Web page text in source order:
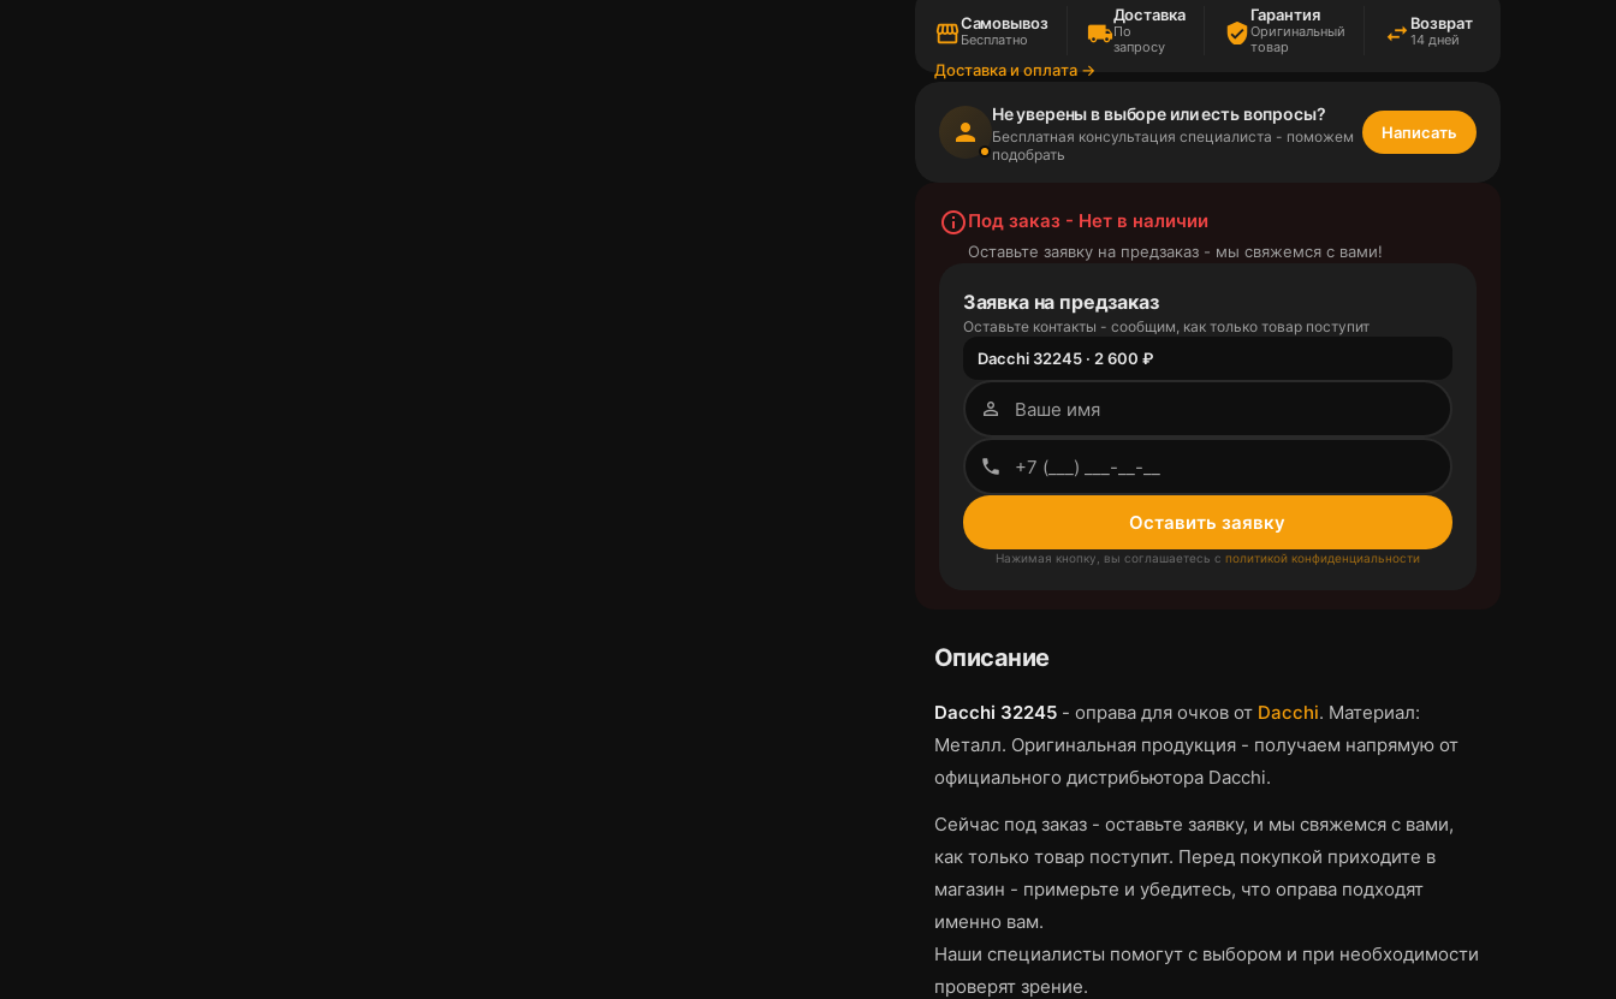
storefrontСамовывоз
Бесплатно local_shipping
Доставка
По
запросу
verified_user
Гарантия
Оригинальный
товар
swap_horiz Возврат
14 дней
Доставка и оплата →
person
Не уверены в выборе или есть вопросы?
Бесплатная консультация специалиста - поможем
подобрать
Написать
info_outlineПод заказ - Нет в наличии
Оставьте заявку на предзаказ - мы свяжемся с вами!
Заявка на предзаказ
Оставьте контакты - сообщим, как только товар поступит
Dacchi 32245 · 2 600 ₽
person_outline
phone_outlined
Оставить заявку
Нажимая кнопку, вы соглашаетесь с политикой конфиденциальности
Описание
Dacchi 32245- оправа для очковот Dacchi. Материал:
Металл. Оригинальная продукция - получаем напрямую от
официального дистрибьютора Dacchi.
Сейчас под заказ - оставьте заявку, и мы свяжемся с вами,
как только товар поступит. Перед покупкой приходите в
магазин - примерьте и убедитесь, что оправаподходят
именно вам.
Наши специалисты помогут с выбором и при необходимости
проверят зрение.